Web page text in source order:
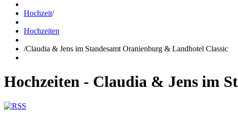
Hochzeit/
Hochzeiten
/Claudia & Jens im Standesamt Oranienburg & Landhotel Classic
Hochzeiten - Claudia & Jens im